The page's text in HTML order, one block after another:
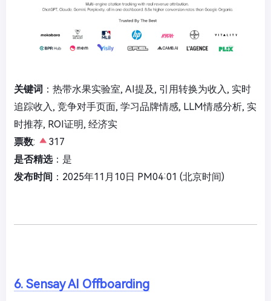
关键词 ：热带水果实验室, AI提及, 引用转换为收入, 实时
追踪收入, 竞争对手页面, 学习品牌情感, LLM情感分析, 实
时推荐, ROI证明, 经济实
票数:
317
是否精选：是
发布时间 ：2025年11月10日 PM04:01 (北京时间)
6. Sensay AI Offboarding